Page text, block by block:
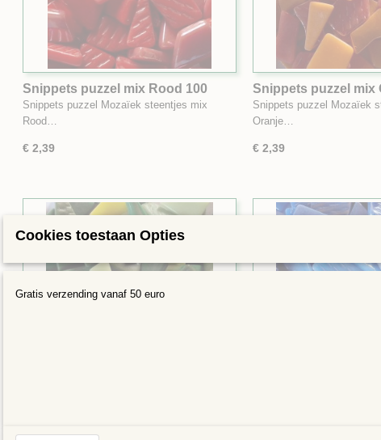
Snippets puzzel mix Rood 100
gram
Snippets puzzel Mozaïek steentjes mix
Rood…
€ 2,39
Snippets puzzel mix
gram
Snippets puzzel Mozaïek
Oranje…
€ 2,39
Cookies toestaan Opties
Gratis verzending vanaf 50 euro